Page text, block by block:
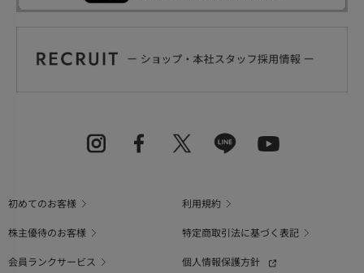
初めてのお客様
利用規約
株主優待のお客様
特定商取引法に基づく表記
会員ランクサービス
個人情報保護方針